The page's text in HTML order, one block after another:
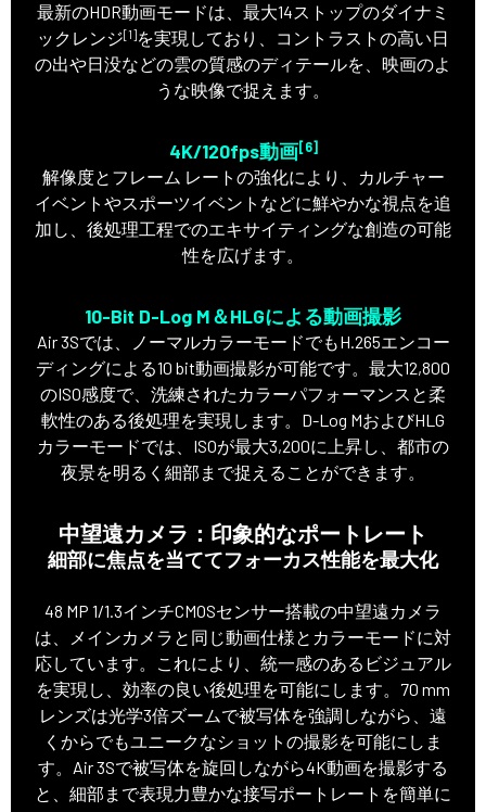
最新のHDR動画モードは、最大14ストップのダイナミ
ックレンジ[1]を実現しており、コントラストの高い日
の出や日没などの雲の質感のディテールを、映画のよ
うな映像で捉えます。
4K/120fps動画[6]
解像度とフレーム レートの強化により、カルチャー
イベントやスポーツイベントなどに鮮やかな視点を追
加し、後処理工程でのエキサイティングな創造の可能
性を広げます。
10-Bit D-Log M＆HLGによる動画撮影
Air 3Sでは、ノーマルカラーモードでもH.265エンコー
ディングによる10 bit動画撮影が可能です。最大12,800
のISO感度で、洗練されたカラーパフォーマンスと柔
軟性のある後処理を実現します。D-Log MおよびHLG
カラーモードでは、ISOが最大3,200に上昇し、都市の
夜景を明るく細部まで捉えることができます。
中望遠カメラ：印象的なポートレート
細部に焦点を当ててフォーカス性能を最大化
48 MP 1/1.3インチCMOSセンサー搭載の中望遠カメラ
は、メインカメラと同じ動画仕様とカラーモードに対
応しています。これにより、統一感のあるビジュアル
を実現し、効率の良い後処理を可能にします。70 mm
レンズは光学3倍ズームで被写体を強調しながら、遠
くからでもユニークなショットの撮影を可能にしま
す。Air 3Sで被写体を旋回しながら4K動画を撮影する
と、細部まで表現力豊かな接写ポートレートを簡単に